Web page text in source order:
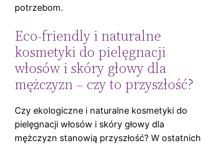
potrzebom.
Eco-friendly i naturalne
kosmetyki do pielęgnacji
włosów i skóry głowy dla
mężczyzn – czy to przyszłość?
Czy ekologiczne i naturalne kosmetyki do
pielęgnacji włosów i skóry głowy dla
mężczyzn stanowią przyszłość? W ostatnich